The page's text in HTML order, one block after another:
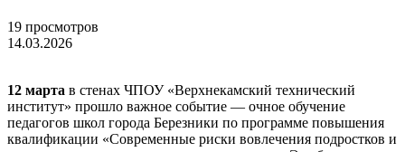
19 просмотров
14.03.2026
12 марта в стенах ЧПОУ «Верхнекамский технический
институт» прошло важное событие — очное обучение
педагогов школ города Березники по программе повышения
квалификации «Современные риски вовлечения подростков и